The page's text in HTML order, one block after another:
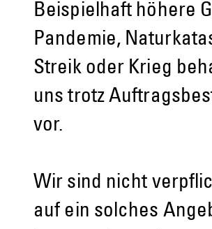
Beispielhaft höhere
Pandemie,
Streik oder Krieg
uns trotz
vor.
Wir sind nicht
auf ein solches